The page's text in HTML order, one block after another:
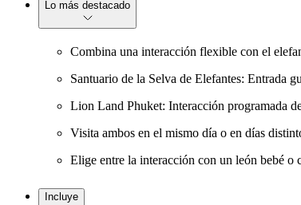
Lo más destacado
Combina una interacción flexible con el
Santuario de la Selva de Elefantes: Entrada
Lion Land Phuket: Interacción programada
Visita ambos en el mismo día o en días
Elige entre la interacción con un león bebé
Incluye